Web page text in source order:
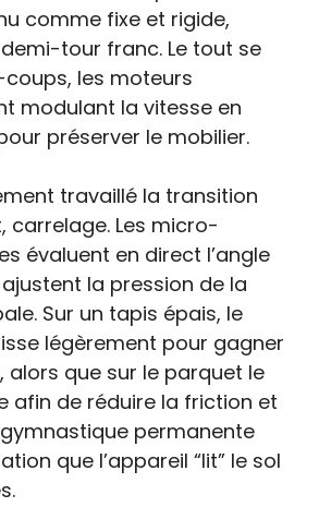
comme fixe et rigide,
tour franc. Le tout se
les moteurs
modulant la vitesse en
préserver le mobilier.
travaillé la transition
carrelage. Les micro-
évaluent en direct l’angle
la pression de la
Sur un tapis épais, le
légèrement pour gagner
alors que sur le parquet le
afin de réduire la friction et
permanente
que l’appareil “lit” le sol